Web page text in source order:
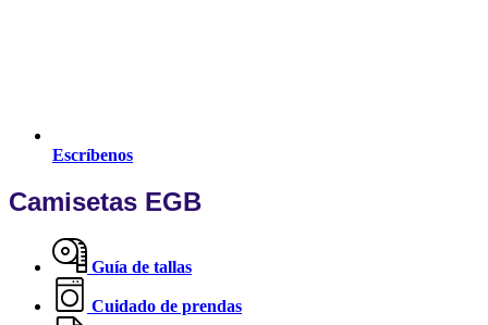
Escríbenos
Camisetas EGB
Guía de tallas
Cuidado de prendas